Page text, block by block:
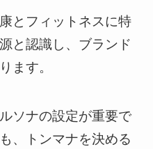
とフィットネスに特
と認識し、ブランド
ます。
ソナの設定が重要で
、トンマナを決める